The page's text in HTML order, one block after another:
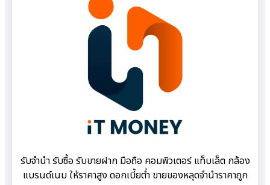
รับจำนำ รับซื้อ รับขายฝาก มือถือ คอมพิวเตอร์ แท็บเล็ต กล้อง
แบรนด์เนม ให้ราคาสูง ดอกเบี้ยต่ำ ขายของหลุดจำนำราคาถูก